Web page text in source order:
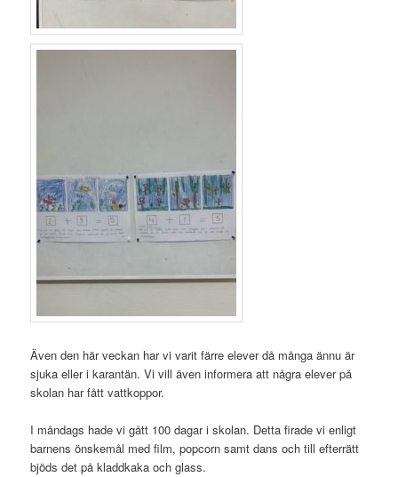
Även den här veckan har vi varit färre elever då många ännu är
sjuka eller i karantän. Vi vill även informera att några elever på
skolan har fått vattkoppor.
I måndags hade vi gått 100 dagar i skolan. Detta firade vi enligt
barnens önskemål med film, popcorn samt dans och till efterrätt
bjöds det på kladdkaka och glass.